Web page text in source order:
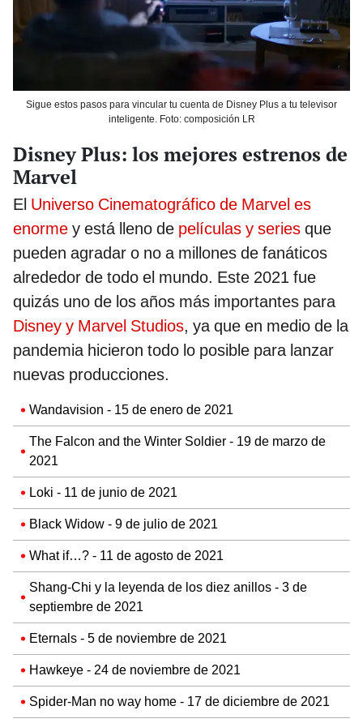
Sigue estos pasos para vincular tu cuenta de Disney Plus a tu televisor
inteligente. Foto: composición LR
Disney Plus: los mejores estrenos de
Marvel
El Universo Cinematográfico de Marvel es
enorme y está lleno de películas y series que
pueden agradar o no a millones de fanáticos
alrededor de todo el mundo. Este 2021 fue
quizás uno de los años más importantes para
Disney y Marvel Studios, ya que en medio de la
pandemia hicieron todo lo posible para lanzar
nuevas producciones.
Wandavision - 15 de enero de 2021
The Falcon and the Winter Soldier - 19 de marzo de
2021
Loki - 11 de junio de 2021
Black Widow - 9 de julio de 2021
What if…? - 11 de agosto de 2021
Shang-Chi y la leyenda de los diez anillos - 3 de
septiembre de 2021
Eternals - 5 de noviembre de 2021
Hawkeye - 24 de noviembre de 2021
Spider-Man no way home - 17 de diciembre de 2021